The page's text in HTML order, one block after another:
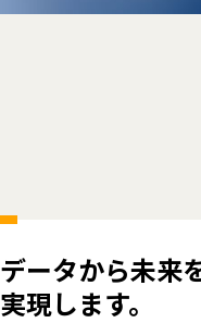
データから未来
実現します。